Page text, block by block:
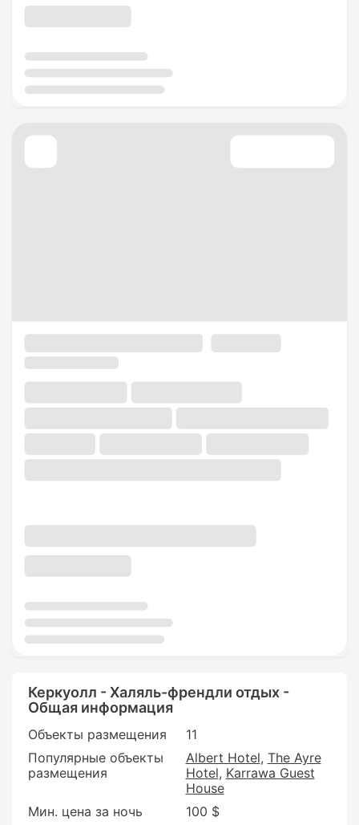
Керкуолл - Халяль-френдли отдых -
Общая информация
Объекты размещения
11
Популярные объекты
размещения
Albert Hotel The Ayre
Hotel Karrawa Guest
House
Мин. цена за ночь
100 $